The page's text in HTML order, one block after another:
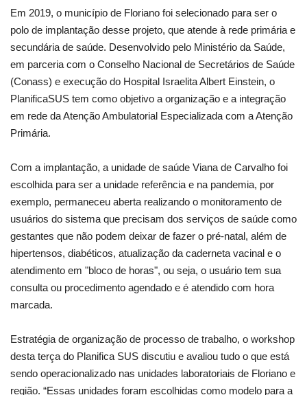
Em 2019, o município de Floriano foi selecionado para ser o
polo de implantação desse projeto, que atende à rede primária e
secundária de saúde. Desenvolvido pelo Ministério da Saúde,
em parceria com o Conselho Nacional de Secretários de Saúde
(Conass) e execução do Hospital Israelita Albert Einstein, o
PlanificaSUS tem como objetivo a organização e a integração
em rede da Atenção Ambulatorial Especializada com a Atenção
Primária.
Com a implantação, a unidade de saúde Viana de Carvalho foi
escolhida para ser a unidade referência e na pandemia, por
exemplo, permaneceu aberta realizando o monitoramento de
usuários do sistema que precisam dos serviços de saúde como
gestantes que não podem deixar de fazer o pré-natal, além de
hipertensos, diabéticos, atualização da caderneta vacinal e o
atendimento em "bloco de horas", ou seja, o usuário tem sua
consulta ou procedimento agendado e é atendido com hora
marcada.
Estratégia de organização de processo de trabalho, o workshop
desta terça do Planifica SUS discutiu e avaliou tudo o que está
sendo operacionalizado nas unidades laboratoriais de Floriano e
região. “Essas unidades foram escolhidas como modelo para a